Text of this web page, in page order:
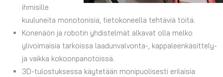
ihmisille
kuuluneita monotonisia, tietokoneella tehtäviä töitä.
Konenäön ja robotin yhdistelmät alkavat olla melko
ylivoimaisia tarkoissa laadunvalvonta-, kappaleenkäsittely-
ja vaikka kokoonpanotöissä.
3D-tulostuksessa käytetään monipuolisesti erilaisia